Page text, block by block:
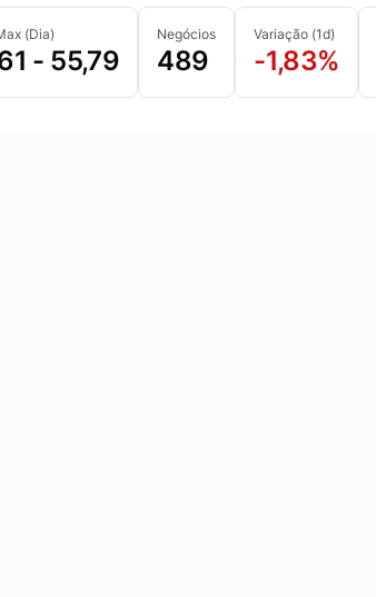
(Dia)
- 55,79
Negócios
489
Variação (1d)
-1,83%